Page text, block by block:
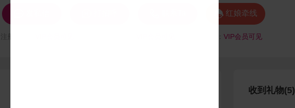
 红娘牵线
VIP会员可见
收到礼物(5)